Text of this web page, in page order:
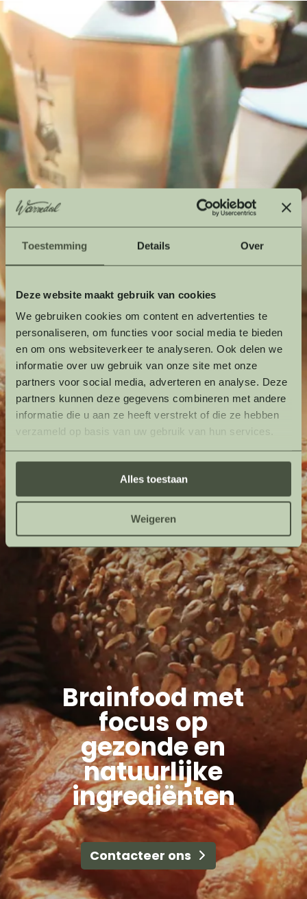
Toestemming Details Over
Deze website maakt gebruik van cookies
We gebruiken cookies om content en advertenties te
personaliseren, om functies voor social media te bieden
en om ons websiteverkeer te analyseren. Ook delen we
informatie over uw gebruik van onze site met onze
partners voor social media, adverteren en analyse. Deze
partners kunnen deze gegevens combineren met andere
informatie die u aan ze heeft verstrekt of die ze hebben
verzameld op basis van uw gebruik van hun services.
Alles toestaan
Weigeren
Brainfood met
focus op
gezonde en
natuurlijke
ingrediënten
Contacteer ons